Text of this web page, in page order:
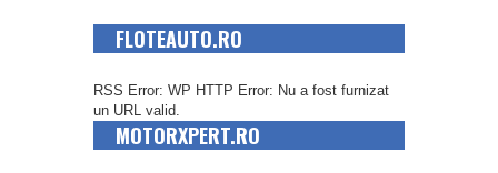
FLOTEAUTO.RO
RSS Error: WP HTTP Error: Nu a fost furnizat
un URL valid.
MOTORXPERT.RO